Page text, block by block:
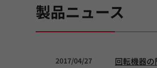
製品ニュース
2017/04/27 回転機器